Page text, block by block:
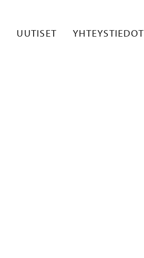
UUTISET YHTEYSTIEDOT